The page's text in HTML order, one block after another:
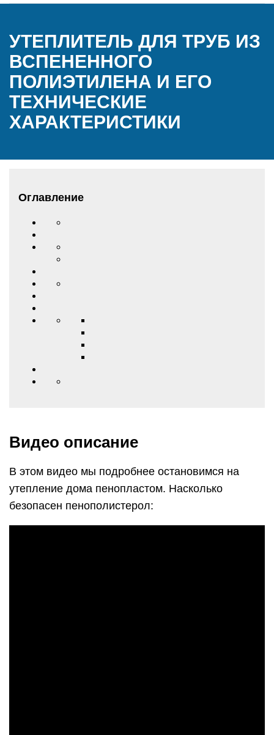
УТЕПЛИТЕЛЬ ДЛЯ ТРУБ ИЗ
ВСПЕНЕННОГО
ПОЛИЭТИЛЕНА И ЕГО
ТЕХНИЧЕСКИЕ
ХАРАКТЕРИСТИКИ
Оглавление
Видео описание
В этом видео мы подробнее остановимся на
утепление дома пенопластом. Насколько
безопасен пенополистерол: